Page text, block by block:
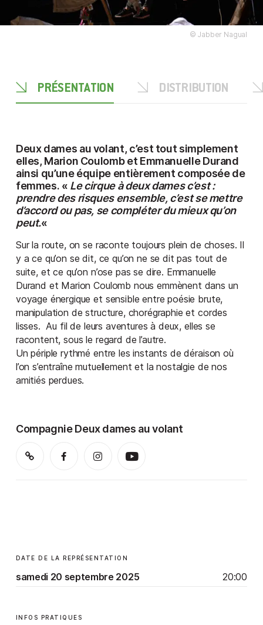
© Jabber Nagual
PRÉSENTATION DISTRIBUTION
Deux dames au volant, c’est tout simplement
elles, Marion Coulomb et Emmanuelle Durand
ainsi qu’une équipe entièrement composée de
femmes. « Le cirque à deux dames c’est :
prendre des risques ensemble, c’est se mettre
d’accord ou pas, se compléter du mieux qu’on
peut.«
Sur la route, on se raconte toujours plein de choses. Il
y a ce qu’on se dit, ce qu’on ne se dit pas tout de
suite, et ce qu’on n’ose pas se dire. Emmanuelle
Durand et Marion Coulomb nous emmènent dans un
voyage énergique et sensible entre poésie brute,
manipulation de structure, chorégraphie et cordes
lisses. Au fil de leurs aventures à deux, elles se
racontent, sous le regard de l’autre.
Un périple rythmé entre les instants de déraison où
l’on s’entraîne mutuellement et la nostalgie de nos
amitiés perdues.
Compagnie Deux dames au volant
DATE DE LA REPRÉSENTATION
samedi 20 septembre 2025 20:00
INFOS PRATIQUES